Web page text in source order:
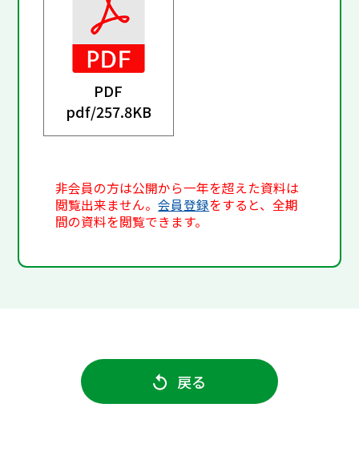
PDF
pdf/257.8KB
非会員の方は公開から一年を超えた資料は
閲覧出来ません。会員登録をすると、全期
間の資料を閲覧できます。
戻る